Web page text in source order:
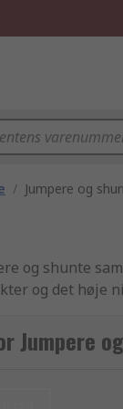
/ Jumpere og
og shunte
og det høje
fra vores
og shunte
Jumpere